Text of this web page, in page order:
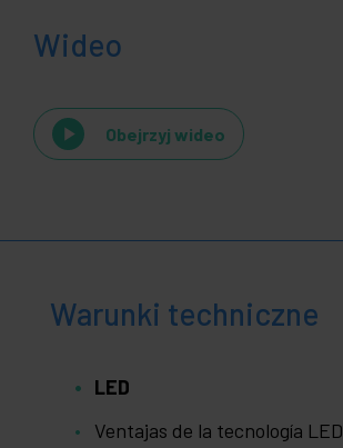
Wideo
Obejrzyj wideo
Warunki techniczne
LED
Ventajas de la tecnología LED